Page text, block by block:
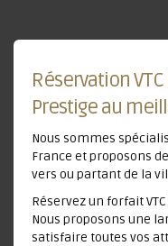
Réservation VTC
Prestige au
Nous sommes
France et proposons
vers ou partant de la
Réservez un forfait VTC
Nous proposons une
satisfaire toutes vos